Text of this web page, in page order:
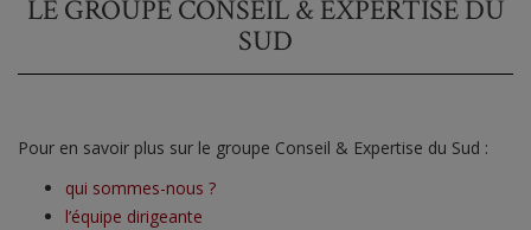
LE GROUPE CONSEIL & EXPERTISE DU
SUD
Pour en savoir plus sur le groupe Conseil & Expertise du Sud :
qui sommes-nous ?
l’équipe dirigeante